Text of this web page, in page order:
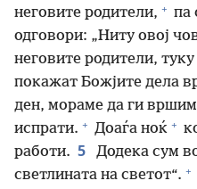
неговите родители, + па
одговори: „Ниту овој
неговите родители,
покажат Божјите дела
ден, мораме да ги
испрати. + Доаѓа ноќ +
работи. 5
Додека сум
светлината на светот“. +